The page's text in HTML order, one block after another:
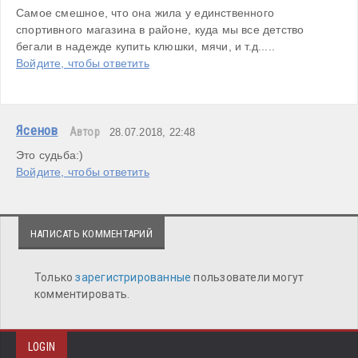
Самое смешное, что она жила у единственного
спортивного магазина в районе, куда мы все детство
бегали в надежде купить клюшки, мячи, и т.д.....
Войдите, чтобы ответить
Ясенов Автор 28.07.2018, 22:48
Это судьба:)
Войдите, чтобы ответить
НАПИСАТЬ КОММЕНТАРИЙ
Толькозарегистрированныепользователи могут
комментировать.
LOGIN